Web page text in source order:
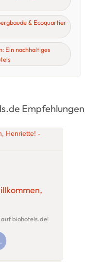
Empfehlungen
biohotels.de!
& Ecoquartier
Ein nachhaltiges